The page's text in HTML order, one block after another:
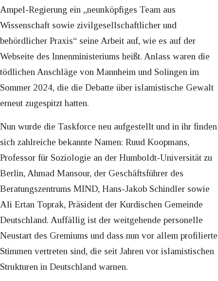
Ampel-Regierung ein „neunköpfiges Team aus
Wissenschaft sowie zivilgesellschaftlicher und
behördlicher Praxis“ seine Arbeit auf, wie es auf der
Webseite des Innenministeriums heißt. Anlass waren die
tödlichen Anschläge von Mannheim und Solingen im
Sommer 2024, die die Debatte über islamistische Gewalt
erneut zugespitzt hatten.
Nun wurde die Taskforce neu aufgestellt und in ihr finden
sich zahlreiche bekannte Namen: Ruud Koopmans,
Professor für Soziologie an der Humboldt-Universität zu
Berlin, Ahmad Mansour, der Geschäftsführer des
Beratungszentrums MIND, Hans-Jakob Schindler sowie
Ali Ertan Toprak, Präsident der Kurdischen Gemeinde
Deutschland. Auffällig ist der weitgehende personelle
Neustart des Gremiums und dass nun vor allem profilierte
Stimmen vertreten sind, die seit Jahren vor islamistischen
Strukturen in Deutschland warnen.